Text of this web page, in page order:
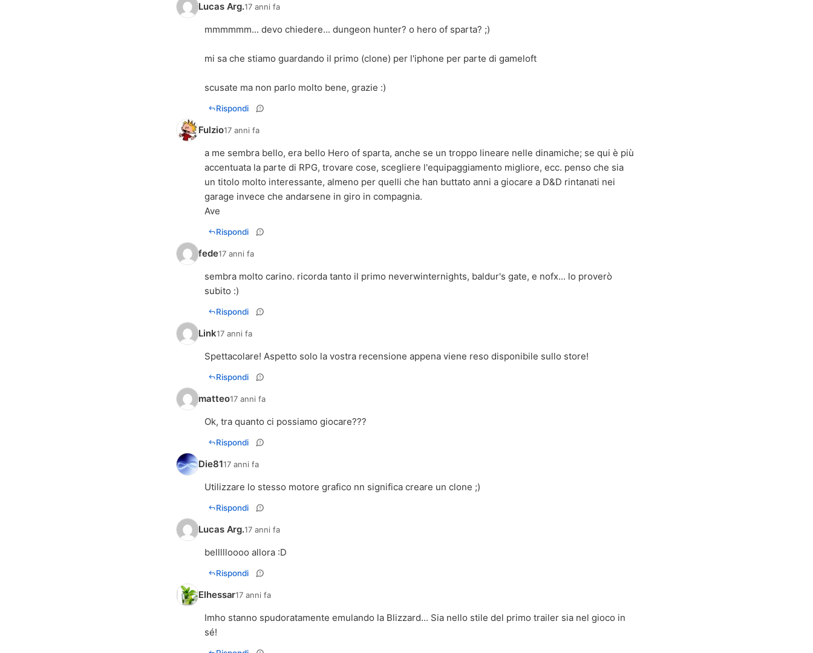
Lucas Arg.17 anni fa
mmmmmm... devo chiedere... dungeon hunter? o hero of sparta? ;)
mi sa che stiamo guardando il primo (clone) per l'iphone per parte di gameloft
scusate ma non parlo molto bene, grazie :)
Rispondi
Fulzio17 anni fa
a me sembra bello, era bello Hero of sparta, anche se un troppo lineare nelle dinamiche; se qui è più
accentuata la parte di RPG, trovare cose, scegliere l'equipaggiamento migliore, ecc. penso che sia
un titolo molto interessante, almeno per quelli che han buttato anni a giocare a D&D rintanati nei
garage invece che andarsene in giro in compagnia.
Ave
Rispondi
fede17 anni fa
sembra molto carino. ricorda tanto il primo neverwinternights, baldur's gate, e nofx... lo proverò
subito :)
Rispondi
Link17 anni fa
Spettacolare! Aspetto solo la vostra recensione appena viene reso disponibile sullo store!
Rispondi
matteo17 anni fa
Ok, tra quanto ci possiamo giocare???
Rispondi
Die8117 anni fa
Utilizzare lo stesso motore grafico nn significa creare un clone ;)
Rispondi
Lucas Arg.17 anni fa
bellllloooo allora :D
Rispondi
Elhessar17 anni fa
Imho stanno spudoratamente emulando la Blizzard... Sia nello stile del primo trailer sia nel gioco in
sé!